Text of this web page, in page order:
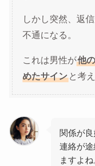
しかし突然、返
不通になる。
これは男性が他
めたサインと考
関係が
連絡が
ますよ